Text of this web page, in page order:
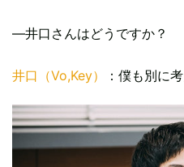
—井口さんはどうですか？
井口（Vo,Key） ：僕も別に